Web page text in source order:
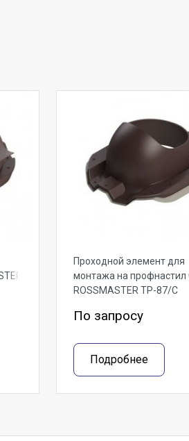
Проходной элемент для
монтажа на профнастил
ROSSMASTER ТР-87/С
По запросу
Подробнее